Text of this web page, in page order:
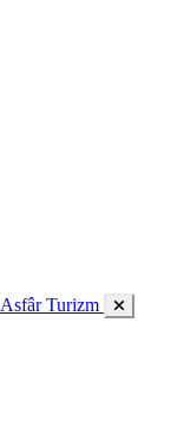
Asfâr Turizm